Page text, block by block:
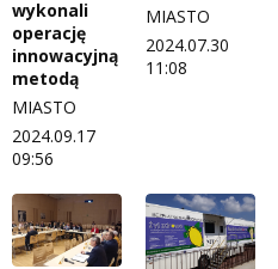
wykonali
operację
innowacyjną
metodą
MIASTO
2024.09.17
09:56
MIASTO
2024.07.30
11:08